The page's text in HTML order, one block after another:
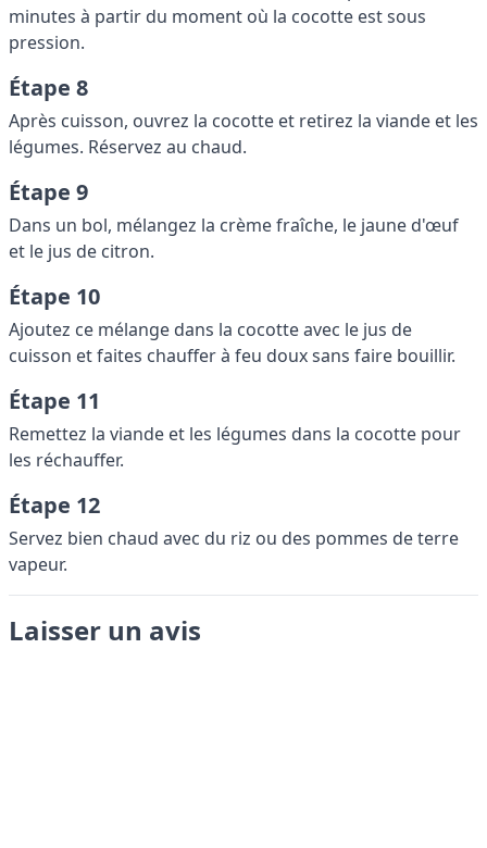
minutes à partir du moment où la cocotte est sous
pression.
Étape 8
Après cuisson, ouvrez la cocotte et retirez la viande et les
légumes. Réservez au chaud.
Étape 9
Dans un bol, mélangez la crème fraîche, le jaune d'œuf
et le jus de citron.
Étape 10
Ajoutez ce mélange dans la cocotte avec le jus de
cuisson et faites chauffer à feu doux sans faire bouillir.
Étape 11
Remettez la viande et les légumes dans la cocotte pour
les réchauffer.
Étape 12
Servez bien chaud avec du riz ou des pommes de terre
vapeur.
Laisser un avis